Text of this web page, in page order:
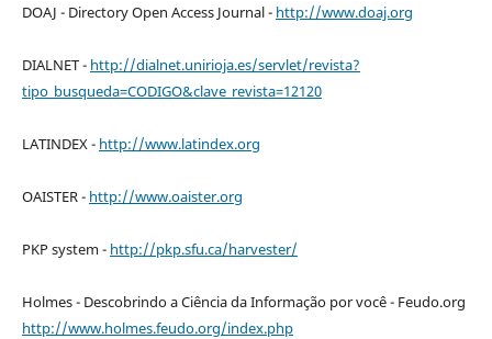
DOAJ - Directory Open Access Journal - http://www.doaj.org
DIALNET - http://dialnet.unirioja.es/servlet/revista?
tipo_busqueda=CODIGO&clave_revista=12120
LATINDEX - http://www.latindex.org
OAISTER - http://www.oaister.org
PKP system - http://pkp.sfu.ca/harvester/
Holmes - Descobrindo a Ciência da Informação por você - Feudo.org
http://www.holmes.feudo.org/index.php